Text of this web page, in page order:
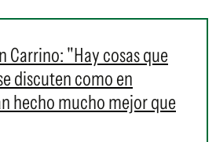
Carrino: "Hay cosas que
discuten como en
hecho mucho mejor que